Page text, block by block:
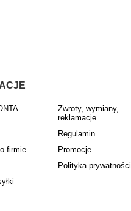
Zwroty, wymiany,
reklamacje
Regulamin
firmie
Promocje
Polityka prywatności